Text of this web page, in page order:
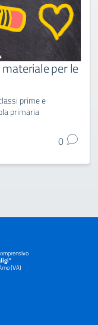
per le
prime e
primaria
0
(VA)
pagina iniziale della scuola